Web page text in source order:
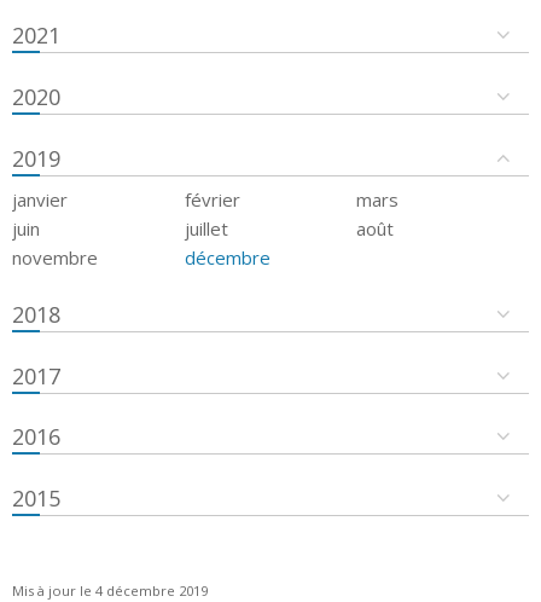
2021
2020
2019
janvier février
mars
juin
juillet
août
novembre
décembre
2018
2017
2016
2015
Mis à jour le 4 décembre 2019